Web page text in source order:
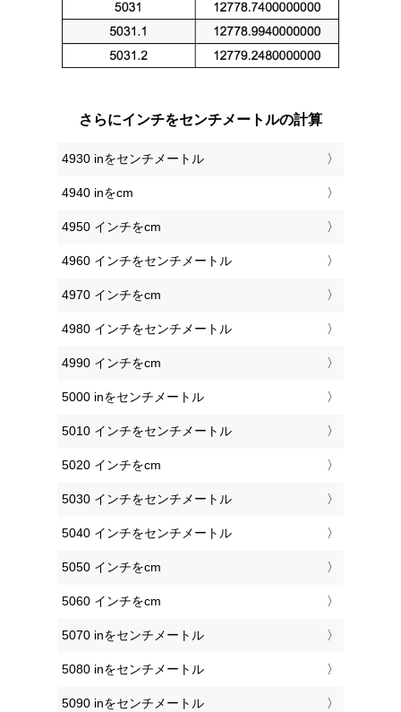
さらにインチをセンチメートルの計算
4930 inをセンチメートル
4940 inをcm
4950 インチをcm
4960 インチをセンチメートル
4970 インチをcm
4980 インチをセンチメートル
4990 インチをcm
5000 inをセンチメートル
5010 インチをセンチメートル
5020 インチをcm
5030 インチをセンチメートル
5040 インチをセンチメートル
5050 インチをcm
5060 インチをcm
5070 inをセンチメートル
5080 inをセンチメートル
5090 inをセンチメートル